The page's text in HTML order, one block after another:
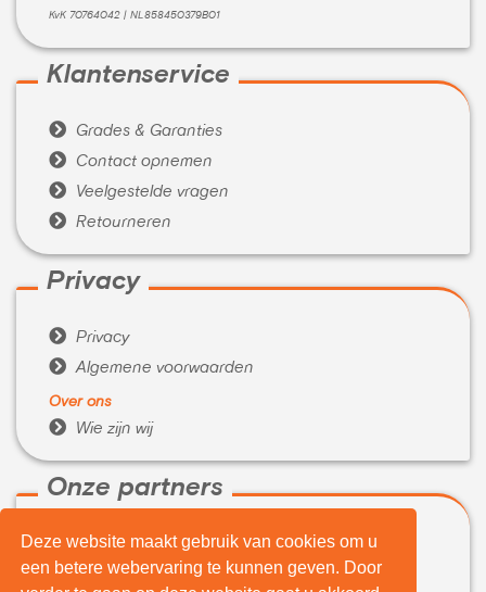
Deze website maakt gebruik van cookies om u
een betere webervaring te kunnen geven. Door
KvK 70764042 | NL858450379B01
Klantenservice
 Grades & Garanties
 Contact opnemen
 Veelgestelde vragen
 Retourneren
Privacy
 Privacy
 Algemene voorwaarden
Over ons
 Wie zijn wij
Onze partners
 WeBuyIt.nl
 LaptopVerkopen.eu